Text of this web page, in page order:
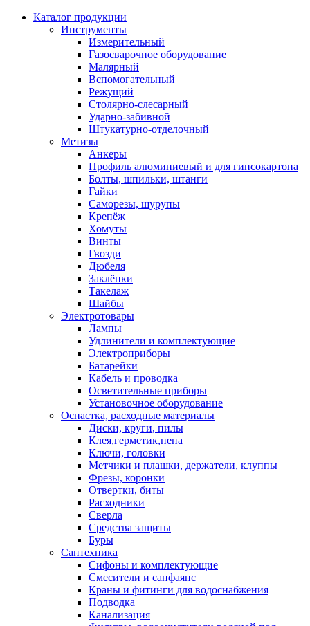
Каталог продукции
Инструменты
Измерительный
Газосварочное оборудование
Малярный
Вспомогательный
Режущий
Столярно-слесарный
Ударно-забивной
Штукатурно-отделочный
Метизы
Анкеры
Профиль алюминиевый и для гипсокартона
Болты, шпильки, штанги
Гайки
Саморезы, шурупы
Крепёж
Хомуты
Винты
Гвозди
Дюбеля
Заклёпки
Такелаж
Шайбы
Электротовары
Лампы
Удлинители и комплектующие
Электроприборы
Батарейки
Кабель и проводка
Осветительные приборы
Установочное оборудование
Оснастка, расходные материалы
Диски, круги, пилы
Клея,герметик,пена
Ключи, головки
Метчики и плашки, держатели, клуппы
Фрезы, коронки
Отвертки, биты
Расходники
Сверла
Средства защиты
Буры
Сантехника
Сифоны и комплектующие
Смесители и санфаянс
Краны и фитинги для водоснабжения
Подводка
Канализация